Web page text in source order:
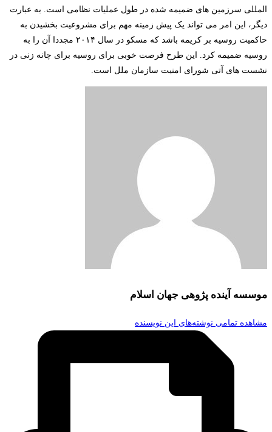
المللی سرزمین­ های ضمیمه شده در طول عملیات نظامی است. به عبارت
دیگر، این امر می تواند یک پیش زمینه مهم برای مشروعیت بخشیدن به
حاکمیت روسیه بر کریمه باشد که مسکو در سال ۲۰۱۴ مجددا آن را به
روسیه ضمیمه کرد. این طرح فرصت خوبی برای روسیه برای چانه زنی در
نشست­ های آتی شورای امنیت سازمان ملل است.
موسسه آینده پژوهی جهان اسلام
مشاهده تمامی نوشته‌های این نویسنده